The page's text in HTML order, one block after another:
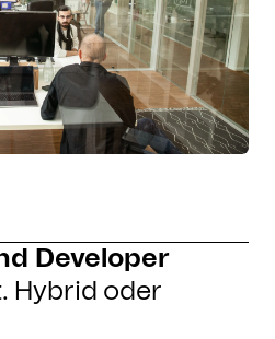
Developer
Hybrid oder